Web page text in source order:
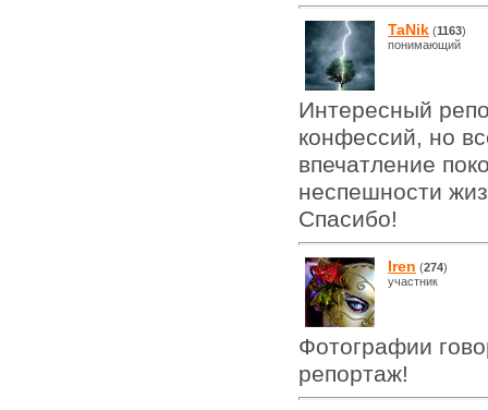
TaNik (1163)
понимающий
Интересный
конфессий, но
впечатление
неспешности
Спасибо!
Iren (274)
участник
Фотографии
репортаж!